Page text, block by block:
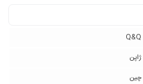
Q&Q
ژاپن
چین